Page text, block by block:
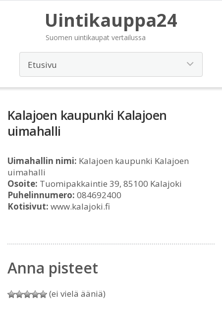
Uintikauppa24
Suomen uintikaupat vertailussa
Kalajoen kaupunki Kalajoen
uimahalli
Uimahallin nimi: Kalajoen kaupunki Kalajoen
uimahalli
Osoite: Tuomipakkaintie 39, 85100 Kalajoki
Puhelinnumero: 084692400
Kotisivut: www.kalajoki.fi
Anna pisteet
(ei vielä ääniä)